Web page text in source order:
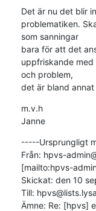
Det är nu det blir
problematiken.
som sanningar
bara för att det
uppfriskande
och problem,
det är bland
m.v.h
Janne
-----Ursprungligt
Från: hpvs-
[mailto:hpvs-
Skickat: den 10
Till:
Ämne: Re: [hpvs]